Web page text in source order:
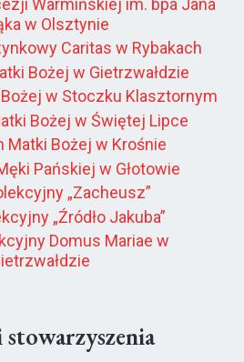
w Olsztynie
Caritas w Rybakach
Bożej w Gietrzwałdzie
w Stoczku Klasztornym
Bożej w Świętej Lipce
Matki Bożej w Krośnie
Pańskiej w Głotowie
„Zacheusz”
„Źródło Jakuba”
Domus Mariae w